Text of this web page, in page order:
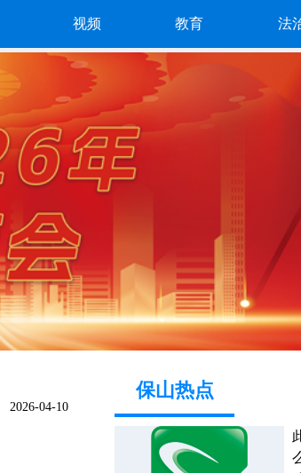
视频 教育 法
2026-04-10
保山热点